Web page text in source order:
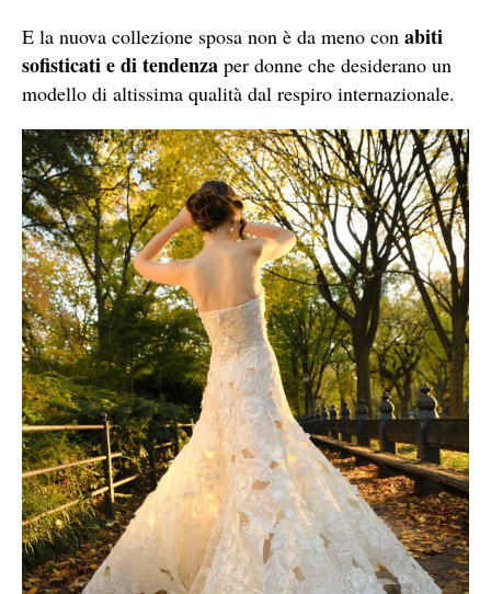
E la nuova collezione sposa non è da meno con abiti
sofisticati e di tendenza per donne che desiderano un
modello di altissima qualità dal respiro internazionale.